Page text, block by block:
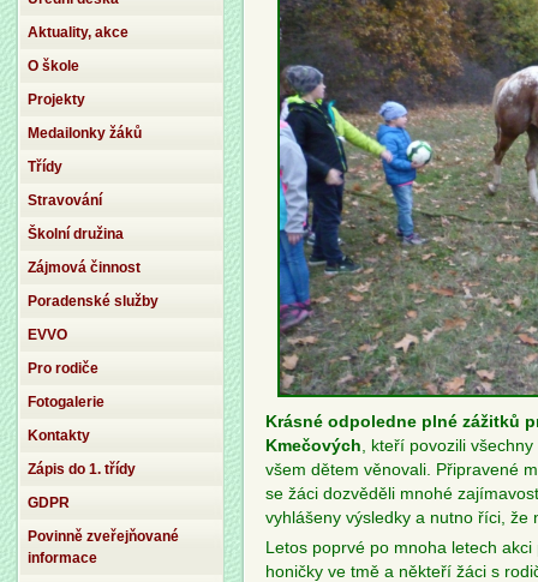
Krásné odpoledne plné zážitků
Kmečových, kteří povozili
všem dětem věnovali. Připravené
se žáci dozvěděli mnohé
vyhlášeny výsledky a nutno říci, že
Letos poprvé po mnoha letech
honičky ve tmě a někteří žáci s
Aktuality, akce
O škole
Projekty
Medailonky žáků
Třídy
Stravování
Školní družina
Zájmová činnost
Poradenské služby
EVVO
Pro rodiče
Fotogalerie
Kontakty
Zápis do 1. třídy
GDPR
Povinně zveřejňované
informace